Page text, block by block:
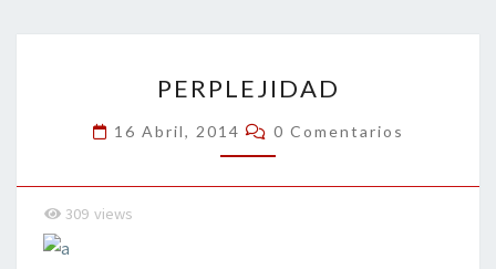
PERPLEJIDAD
16 Abril, 2014 Comentarios
0 Comentarios
309 views